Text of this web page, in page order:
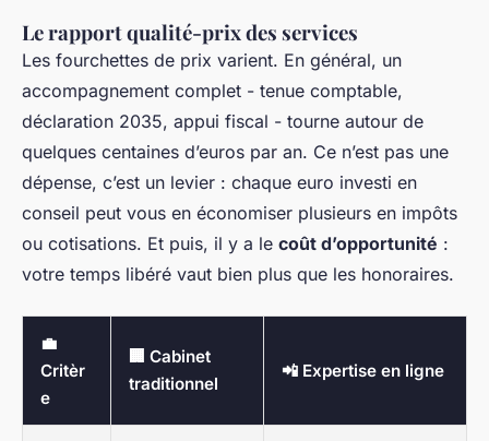
Le rapport qualité-prix des services
Les fourchettes de prix varient. En général, un
accompagnement complet - tenue comptable,
déclaration 2035, appui fiscal - tourne autour de
quelques centaines d’euros par an. Ce n’est pas une
dépense, c’est un levier : chaque euro investi en
conseil peut vous en économiser plusieurs en impôts
ou cotisations. Et puis, il y a le coût d’opportunité :
votre temps libéré vaut bien plus que les honoraires.
💼
Critèr
e
🏢 Cabinet
traditionnel
📲 Expertise en ligne